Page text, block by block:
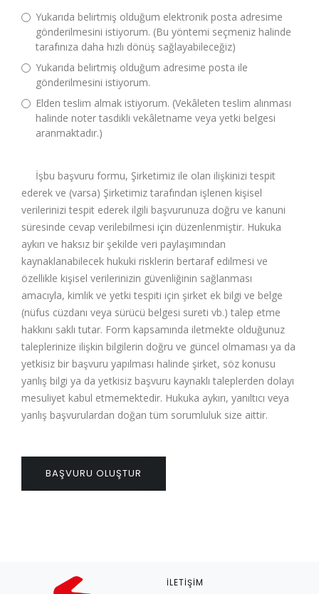
Yukarıda belirtmiş olduğum elektronik posta adresime
gönderilmesini istiyorum. (Bu yöntemi seçmeniz halinde
tarafınıza daha hızlı dönüş sağlayabileceğiz)
Yukarıda belirtmiş olduğum adresime posta ile
gönderilmesini istiyorum.
Elden teslim almak istiyorum. (Vekâleten teslim alınması
halinde noter tasdikli vekâletname veya yetki belgesi
aranmaktadır.)
İşbu başvuru formu, Şirketimiz ile olan ilişkinizi tespit
ederek ve (varsa) Şirketimiz tarafından işlenen kişisel
verilerinizi tespit ederek ilgili başvurunuza doğru ve kanuni
süresinde cevap verilebilmesi için düzenlenmiştir. Hukuka
aykırı ve haksız bir şekilde veri paylaşımından
kaynaklanabilecek hukuki risklerin bertaraf edilmesi ve
özellikle kişisel verilerinizin güvenliğinin sağlanması
amacıyla, kimlik ve yetki tespiti için şirket ek bilgi ve belge
(nüfus cüzdanı veya sürücü belgesi sureti vb.) talep etme
hakkını saklı tutar. Form kapsamında iletmekte olduğunuz
taleplerinize ilişkin bilgilerin doğru ve güncel olmaması ya da
yetkisiz bir başvuru yapılması halinde şirket, söz konusu
yanlış bilgi ya da yetkisiz başvuru kaynaklı taleplerden dolayı
mesuliyet kabul etmemektedir. Hukuka aykırı, yanıltıcı veya
yanlış başvurulardan doğan tüm sorumluluk size aittir.
BAŞVURU OLUŞTUR
İLETIŞIM